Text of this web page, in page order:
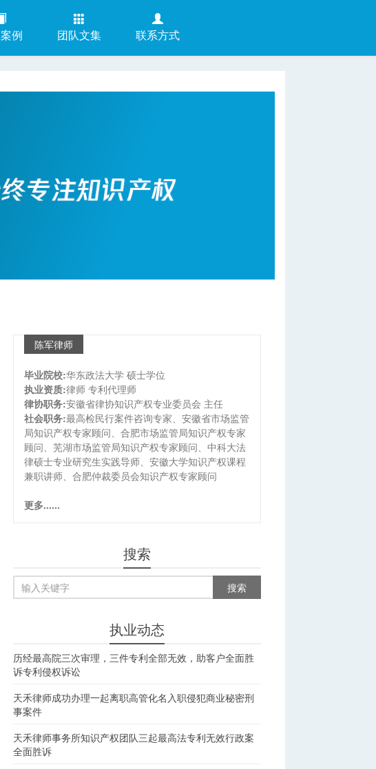
例 团队文集 联系方式
陈军律师
毕业院校:华东政法大学 硕士学位
执业资质:律师 专利代理师
律协职务:安徽省律协知识产权专业委员会 主任
社会职务:最高检民行案件咨询专家、安徽省市场监管
局知识产权专家顾问、合肥市场监管局知识产权专家
顾问、芜湖市场监管局知识产权专家顾问、中科大法
律硕士专业研究生实践导师、安徽大学知识产权课程
兼职讲师、合肥仲裁委员会知识产权专家顾问
更多......
搜索
执业动态
历经最高院三次审理，三件专利全部无效，助客户全面胜
诉专利侵权诉讼
天禾律师成功办理一起离职高管化名入职侵犯商业秘密刑
事案件
天禾律师事务所知识产权团队三起最高法专利无效行政案
全面胜诉